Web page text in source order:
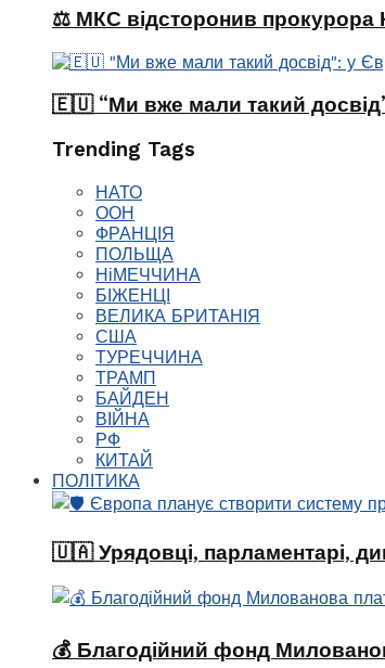
⚖️ МКС відсторонив прокурора
🇪🇺 “Ми вже мали такий
Trending Tags
НАТО
ООН
ФРАНЦІЯ
ПОЛЬЩА
НіМЕЧЧИНА
БІЖЕНЦІ
ВЕЛИКА БРИТАНІЯ
США
ТУРЕЧЧИНА
ТРАМП
БАЙДЕН
ВІЙНА
РФ
КИТАЙ
ПОЛІТИКА
🇺🇦 Урядовці, парламентарі,
💰 Благодійний фонд